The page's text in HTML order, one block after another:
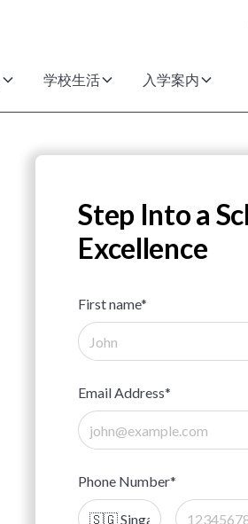
学校生活 入学案内
Step Into a
Excellence
First name*
Email Address*
Phone Number*